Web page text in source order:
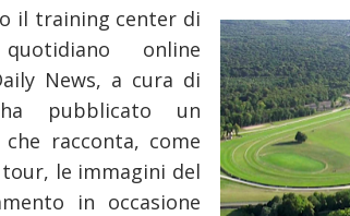
il training center di
online
News, a cura di
pubblicato un
racconta, come
le immagini del
in occasione